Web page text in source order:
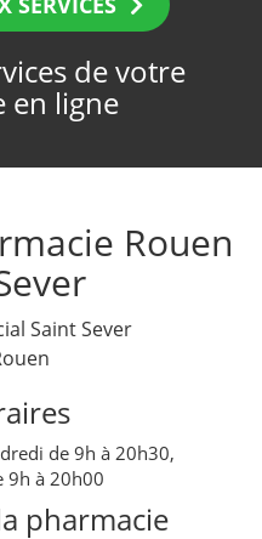
de votre
en ligne
Rouen
Saint Sever
de 9h à 20h30,
9h à 20h00
pharmacie